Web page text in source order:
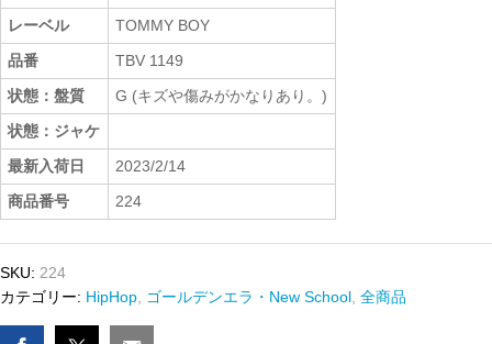
レーベル
TOMMY BOY
品番
TBV 1149
状態：盤質
G (キズや傷みがかなりあり。)
状態：ジャケ
最新入荷日
2023/2/14
商品番号
224
SKU: 224
カテゴリー: HipHop ゴールデンエラ・New School 全商品